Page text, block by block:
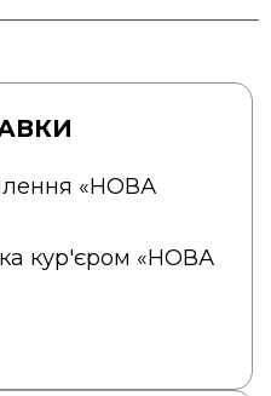
«НОВА
кур'єром «НОВА